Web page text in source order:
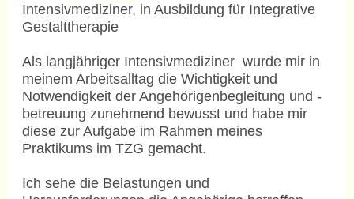
Intensivmediziner, in Ausbildung für Integrative
Gestalttherapie
Als langjähriger Intensivmediziner wurde mir in
meinem Arbeitsalltag die Wichtigkeit und
Notwendigkeit der Angehörigenbegleitung und -
betreuung zunehmend bewusst und habe mir
diese zur Aufgabe im Rahmen meines
Praktikums im TZG gemacht.
Ich sehe die Belastungen und